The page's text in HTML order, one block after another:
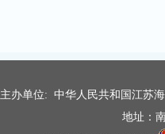
主办单位: 中华人民共和国江苏
地址：